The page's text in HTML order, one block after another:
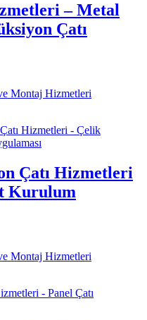
– Metal
Çatı
Montaj Hizmetleri
Çatı Hizmetleri
Kurulum
Montaj Hizmetleri